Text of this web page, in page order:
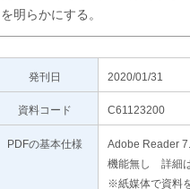
を明らかにする。
発刊日 2020/01/31
資料コード C61123200
PDFの基本仕様
Adobe Reader
機能無し 詳細
※紙媒体で資料